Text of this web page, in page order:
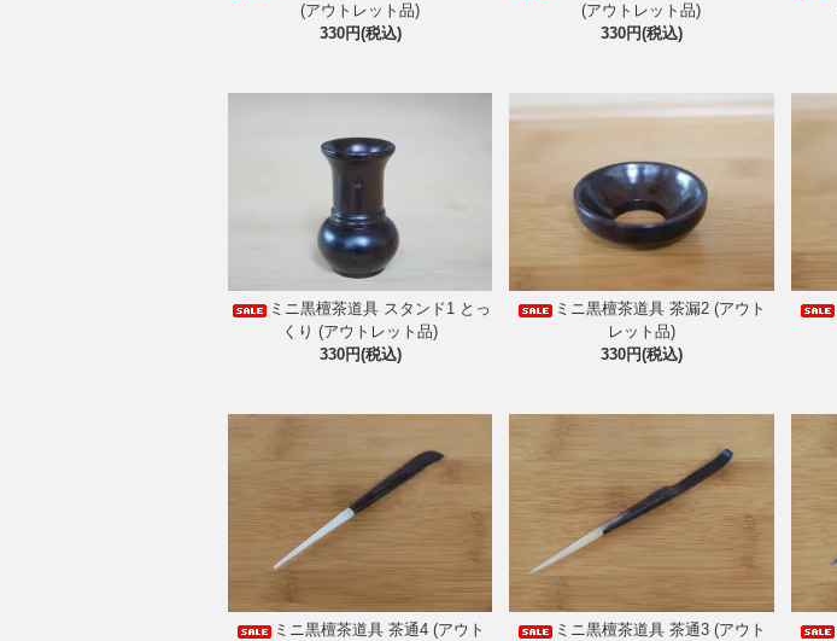
(アウトレット品)
330円(税込)
(アウトレット品)
330円(税込)
ミニ黒檀茶道具 スタンド1 とっ
くり (アウトレット品)
330円(税込)
ミニ黒檀茶道具 茶漏2 (アウト
レット品)
330円(税込)
ミニ黒檀茶道具 茶通4 (アウト
ミニ黒檀茶道具 茶通3 (アウト